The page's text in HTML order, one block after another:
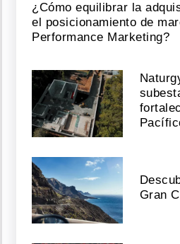
¿Cómo equilibrar la
el posicionamiento de
Performance Marketing?
Gran